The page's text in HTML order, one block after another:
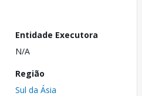
Entidade Executora
N/A
Região
Sul da Ásia